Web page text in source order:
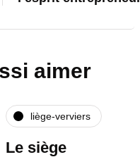
aimer
liège-verviers
Le siège